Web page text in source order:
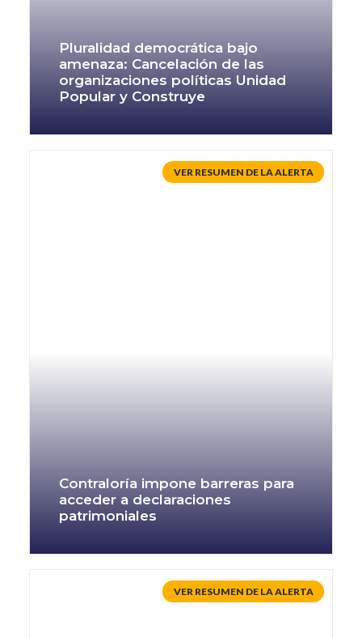
Pluralidad democrática bajo
amenaza: Cancelación de las
organizaciones políticas Unidad
Popular y Construye
Contraloría impone barreras para
acceder a declaraciones
patrimoniales